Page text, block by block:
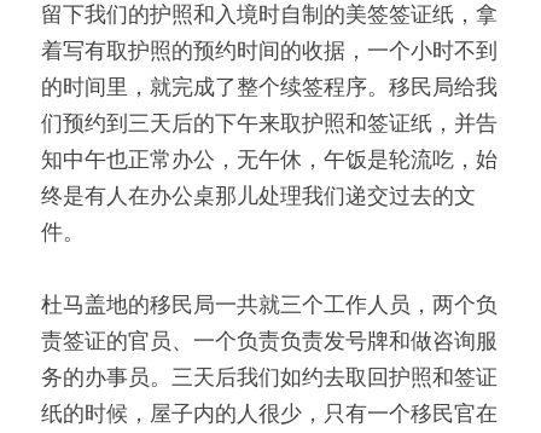
留下我们的护照和入境时自制的美签签证纸，拿
着写有取护照的预约时间的收据，一个小时不到
的时间里，就完成了整个续签程序。 移民局给我
们预约到三天后的下午来取护照和签证纸，并告
知中午也正常办公，无午休，午饭是轮流吃，始
终是有人在办公桌那儿处理我们递交过去的文
件。
杜马盖地的移民局一共就三个工作人员，两个负
责签证的官员、一个负责负责发号牌和做咨询服
务的办事员。 三天后我们如约去取回护照和签证
纸的时候，屋子内的人很少，只有一个移民官在